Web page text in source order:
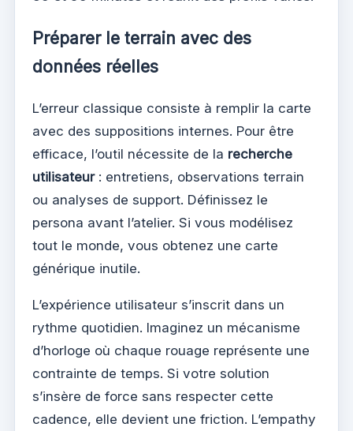
Préparer le terrain avec des
données réelles
L’erreur classique consiste à remplir la carte
avec des suppositions internes. Pour être
efficace, l’outil nécessite de la recherche
utilisateur: entretiens, observations terrain
ou analyses de support. Définissez le
persona avant l’atelier. Si vous modélisez
tout le monde, vous obtenez une carte
générique inutile.
L’expérience utilisateur s’inscrit dans un
rythme quotidien. Imaginez un mécanisme
d’horloge où chaque rouage représente une
contrainte de temps. Si votre solution
s’insère de force sans respecter cette
cadence, elle devient une friction. L’empathy